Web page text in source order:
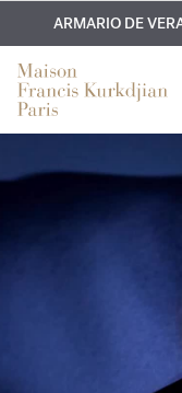
EXCLUSIVO |
GRABADO
ARMARIO DE